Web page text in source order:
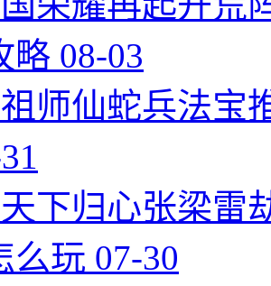
略 08-03
师仙蛇兵法宝
下归心张梁雷
么玩 07-30